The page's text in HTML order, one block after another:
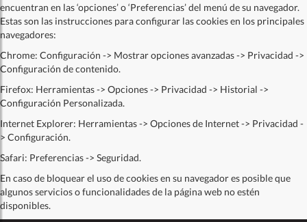
encuentran en las ‘opciones’ o ‘Preferencias’ del menú de su navegador.
Estas son las instrucciones para configurar las cookies en los principales
navegadores:
Chrome: Configuración -> Mostrar opciones avanzadas -> Privacidad ->
Configuración de contenido.
Firefox: Herramientas -> Opciones -> Privacidad -> Historial ->
Configuración Personalizada.
Internet Explorer: Herramientas -> Opciones de Internet -> Privacidad -
> Configuración.
Safari: Preferencias -> Seguridad.
En caso de bloquear el uso de cookies en su navegador es posible que
algunos servicios o funcionalidades de la página web no estén
disponibles.